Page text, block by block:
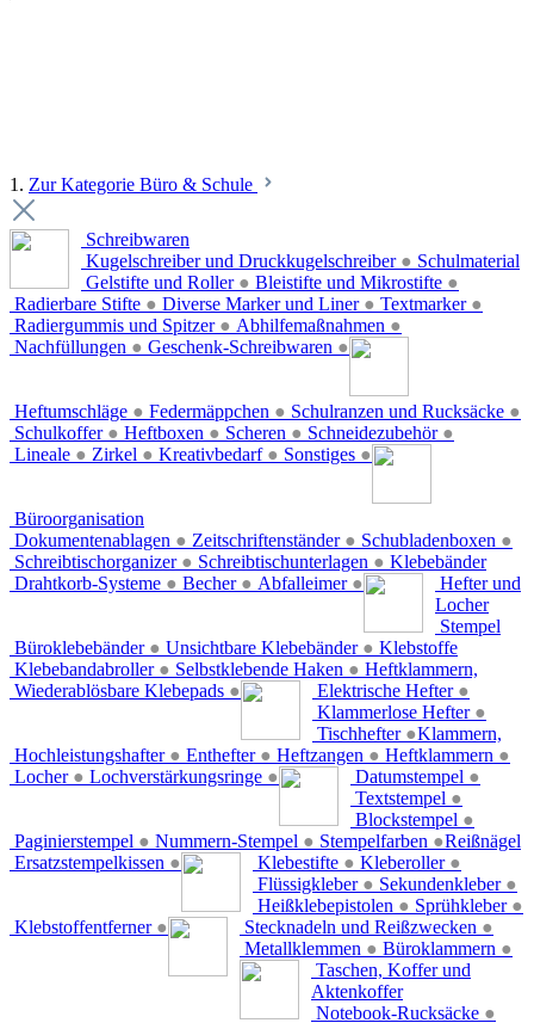
1. Zur Kategorie Büro & Schule
Schreibwaren
Kugelschreiber und Druckkugelschreiber ●
Gelstifte und Roller ● Bleistifte und Mikrostifte ●
Radierbare Stifte ● Diverse Marker und Liner ● Textmarker ●
Radiergummis und Spitzer ● Abhilfemaßnahmen ●
Nachfüllungen ● Geschenk-Schreibwaren ●
Schulmaterial
Heftumschläge ● Federmäppchen ● Schulranzen und Rucksäcke ●
Schulkoffer ● Heftboxen ● Scheren ● Schneidezubehör ●
Lineale ● Zirkel ● Kreativbedarf ● Sonstiges ●
Büroorganisation
Dokumentenablagen ● Zeitschriftenständer ● Schubladenboxen ●
Schreibtischorganizer ● Schreibtischunterlagen ●
Drahtkorb-Systeme ● Becher ● Abfalleimer ●
Klebebänder
Büroklebebänder ● Unsichtbare Klebebänder ●
Klebebandabroller ● Selbstklebende Haken ●
Wiederablösbare Klebepads ●
Hefter und
Locher
Elektrische Hefter ●
Klammerlose Hefter ●
Tischhefter ●
Hochleistungshafter ● Enthefter ● Heftzangen ● Heftklammern ●
Locher ● Lochverstärkungsringe ●
Stempel
Datumstempel ●
Textstempel ●
Blockstempel ●
Paginierstempel ● Nummern-Stempel ● Stempelfarben ●
Ersatzstempelkissen ●
Klebstoffe
Klebestifte ● Kleberoller ●
Flüssigkleber ● Sekundenkleber ●
Heißklebepistolen ● Sprühkleber ●
Klebstoffentferner ●
Heftklammern,
Klammern,
Reißnägel
Stecknadeln und Reißzwecken ●
Metallklemmen ● Büroklammern ●
Taschen, Koffer und
Aktenkoffer
Notebook-Rucksäcke ●